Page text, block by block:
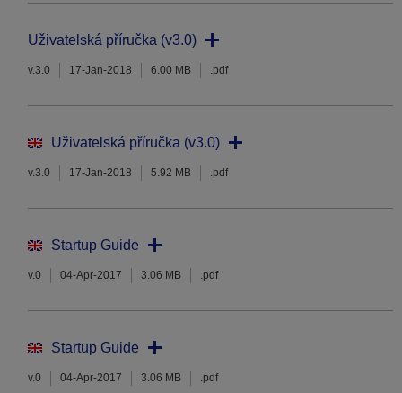
Uživatelská příručka (v3.0)
v.3.0 17-Jan-2018 6.00 MB .pdf
Uživatelská příručka (v3.0)
v.3.0 17-Jan-2018 5.92 MB .pdf
Startup Guide
v.0 04-Apr-2017 3.06 MB .pdf
Startup Guide
v.0 04-Apr-2017 3.06 MB .pdf